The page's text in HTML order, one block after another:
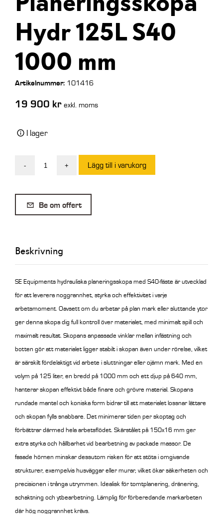
Hydr 125L S40
1000 mm
Artikelnummer:101416
19 900 kr exkl. moms
I lager
-
Hydr
125L
mm
mängd
+ Lägg till i varukorg
Be om offert
Beskrivning
SE Equipments hydrauliska planeringsskopa med S40-fäste är utvecklad
för att leverera noggrannhet, styrka och effektivitet i varje
arbetsmoment. Oavsett om du arbetar på plan mark eller sluttande ytor
ger denna skopa dig full kontroll över materialet, med minimalt spill och
maximalt resultat. Skopans anpassade vinklar mellan infästning och
botten gör att materialet ligger stabilt i skopan även under rörelse, vilket
är särskilt fördelaktigt vid arbete i sluttningar eller ojämn mark. Med en
volym på 125 liter, en bredd på 1000 mm och ett djup på 640 mm,
hanterar skopan effektivt både finare och grövre material. Skopans
rundade mantel och koniska form bidrar till att materialet lossnar lättare
och skopan fylls snabbare. Det minimerar tiden per skoptag och
förbättrar därmed hela arbetsflödet. Skärstålet på 150x16 mm ger
extra styrka och hållbarhet vid bearbetning av packade massor. De
fasade hörnen minskar dessutom risken för att stöta i omgivande
strukturer, exempelvis husväggar eller murar, vilket ökar säkerheten och
precisionen i trånga utrymmen. Idealisk för tomtplanering, dränering,
schaktning och ytbearbetning. Lämplig för förberedande markarbeten
där hög noggrannhet krävs.